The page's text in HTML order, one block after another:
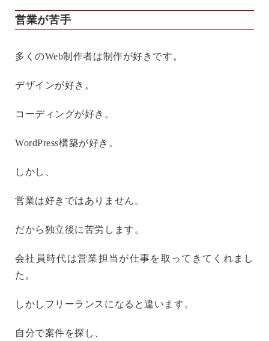
営業が苦手
多くのWeb制作者は制作が好きです。
デザインが好き。
コーディングが好き。
WordPress構築が好き。
しかし、
営業は好きではありません。
だから独立後に苦労します。
会社員時代は営業担当が仕事を取ってきてくれまし
た。
しかしフリーランスになると違います。
自分で案件を探し、